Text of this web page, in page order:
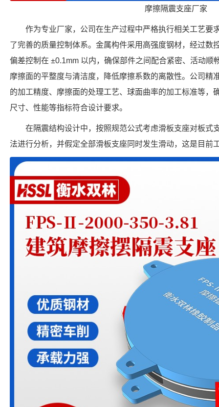
摩擦隔震支座厂家
作为专业厂家，公司在生产过程中严格执行相关工艺要
了完善的质量控制体系。金属构件采用高强度钢材，经过数
偏差控制在 ±0.1mm 以内，确保部件之间配合紧密、活动顺
摩擦面的平整度与清洁度，降低摩擦系数的离散性。公司精
的加工精度、摩擦面的处理工艺、球面曲率的加工标准等，
尺寸、性能等指标符合设计要求。
在隔震结构设计中，按照规范公式考虑滑板支座对板式
法进行分析，并假定全部滑板支座同时发生滑动，这是目前